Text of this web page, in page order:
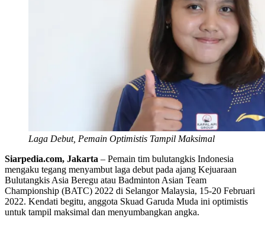
Laga Debut, Pemain Optimistis Tampil Maksimal
Siarpedia.com, Jakarta – Pemain tim bulutangkis Indonesia
mengaku tegang menyambut laga debut pada ajang Kejuaraan
Bulutangkis Asia Beregu atau Badminton Asian Team
Championship (BATC) 2022 di Selangor Malaysia, 15-20 Februari
2022. Kendati begitu, anggota Skuad Garuda Muda ini optimistis
untuk tampil maksimal dan menyumbangkan angka.